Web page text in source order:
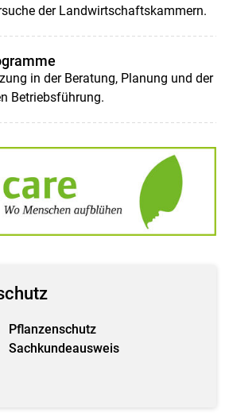
der Landwirtschaftskammern.
in der Beratung, Planung und der
Betriebsführung.
Pflanzenschutz
Sachkundeausweis